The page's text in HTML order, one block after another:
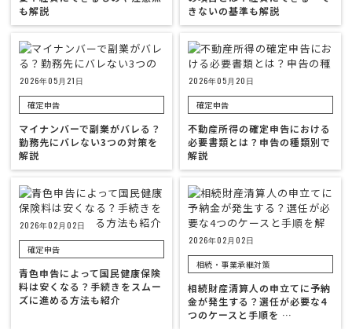
も解説
きないの基準も解説
2026年05月21日
確定申告
マイナンバーで副業がバレる？
勤務先にバレない3つの対策を
解説
2026年05月20日
確定申告
不動産所得の確定申告における
必要書類とは？申告の種類別で
解説
2026年02月02日
確定申告
青色申告によって国民健康保険
料は安くなる？手続きをスムー
ズに進める方法も紹介
2026年02月02日
相続・事業承継対策
相続財産清算人の申立てに予納
金が発生する？選任が必要な4
つのケースと手順を …